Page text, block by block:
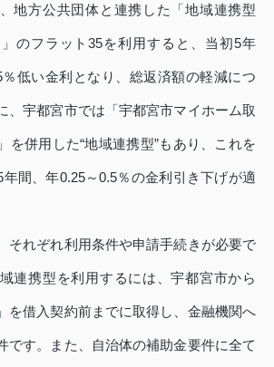
地方公共団体と連携した「地域連携型
」のフラット35を利用すると、当初5年
低い金利となり、総返済額の軽減につ
、宇都宮市では「宇都宮市マイホーム取
を併用した“地域連携型”もあり、これを
間、年0.25～0.5％の金利引き下げが適
それぞれ利用条件や申請手続きが必要で
連携型を利用するには、宇都宮市から
を借入契約前までに取得し、金融機関へ
です。また、自治体の補助金要件に全て